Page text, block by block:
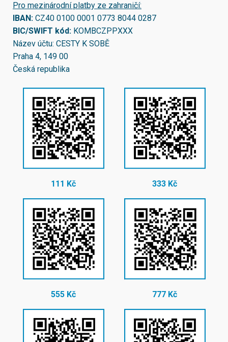
Pro mezinárodní platby ze zahraničí:
IBAN: CZ40 0100 0001 0773 8044 0287
BIC/SWIFT kód: KOMBCZPPXXX
Název účtu: CESTY K SOBĚ
Praha 4, 149 00
Česká republika
111 Kč 333 Kč
555 Kč 777 Kč